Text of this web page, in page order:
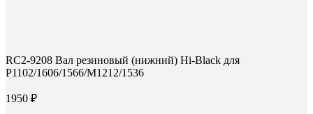
RC2-9208 Вал резиновый (нижний) Hi-Black для
P1102/1606/1566/M1212/1536
1950 ₽